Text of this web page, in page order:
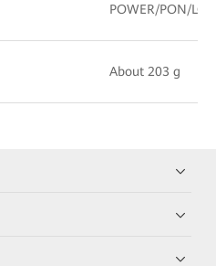
POWER/PON/
About 203 g